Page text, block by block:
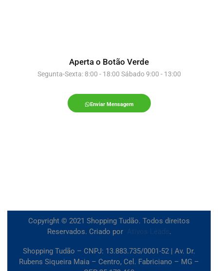
Aperta o Botão Verde
Segunta-Sexta: 8:00 - 18:00 Sábado 9:00 - 13:00
Enviar Mensagem
Copyright © 2021 Shopping Tudão. Todos direitos
Reservados. Criado por
.
Shopping Tudão – CNPJ: 13.883.735/0001-52 | Av. Dr.
Rubens Siqueira Maia – Centro, Cel. Fabriciano – MG –